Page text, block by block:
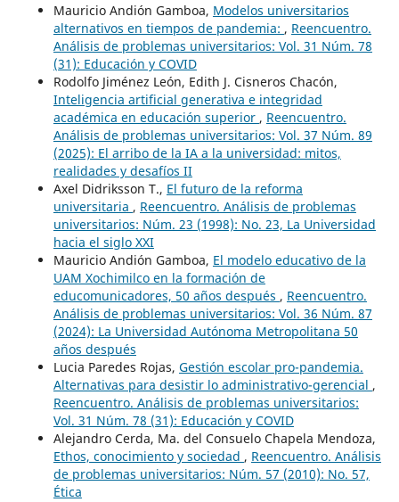
Mauricio Andión Gamboa, Modelos universitarios
alternativos en tiempos de pandemia: , Reencuentro.
Análisis de problemas universitarios: Vol. 31 Núm. 78
(31): Educación y COVID
Rodolfo Jiménez León, Edith J. Cisneros Chacón,
Inteligencia artificial generativa e integridad
académica en educación superior , Reencuentro.
Análisis de problemas universitarios: Vol. 37 Núm. 89
(2025): El arribo de la IA a la universidad: mitos,
realidades y desafíos II
Axel Didriksson T., El futuro de la reforma
universitaria , Reencuentro. Análisis de problemas
universitarios: Núm. 23 (1998): No. 23, La Universidad
hacia el siglo XXI
Mauricio Andión Gamboa, El modelo educativo de la
UAM Xochimilco en la formación de
educomunicadores, 50 años después , Reencuentro.
Análisis de problemas universitarios: Vol. 36 Núm. 87
(2024): La Universidad Autónoma Metropolitana 50
años después
Lucia Paredes Rojas, Gestión escolar pro-pandemia.
Alternativas para desistir lo administrativo-gerencial ,
Reencuentro. Análisis de problemas universitarios:
Vol. 31 Núm. 78 (31): Educación y COVID
Alejandro Cerda, Ma. del Consuelo Chapela Mendoza,
Ethos, conocimiento y sociedad , Reencuentro. Análisis
de problemas universitarios: Núm. 57 (2010): No. 57,
Ética